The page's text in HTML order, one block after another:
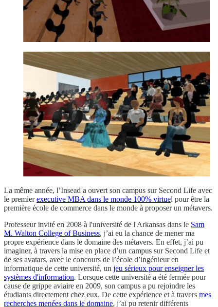
La même année, l’Insead a ouvert son campus sur Second Life avec
le premierexecutive MBA dans le monde 100% virtuel pour être la
première école de commerce dans le monde à proposer un métavers.
Professeur invité en 2008 à l'université de l'Arkansas dans le Sam
M. Walton College of Business, j’ai eu la chance de mener ma
propre expérience dans le domaine des métavers. En effet, j’ai pu
imaginer, à travers la mise en place d’un campus sur Second Life et
de ses avatars, avec le concours de l’école d’ingénieur en
informatique de cette université, un jeu sérieux pour enseigner les
systèmes d'information. Lorsque cette université a été fermée pour
cause de grippe aviaire en 2009, son campus a pu rejoindre les
étudiants directement chez eux. De cette expérience et à travers mes
recherches menées dans le domaine, j’ai pu retenir différents